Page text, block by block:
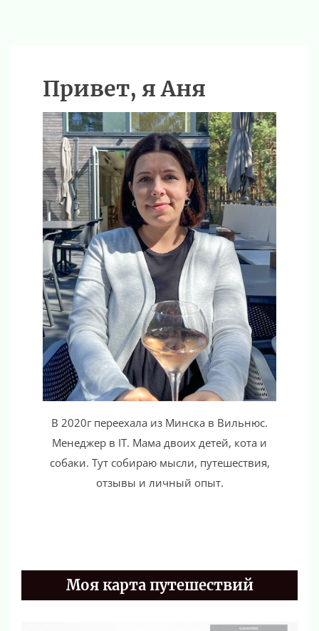
Привет, я Аня
В 2020г переехала из Минска в Вильнюс.
Менеджер в IT. Мама двоих детей, кота и
собаки. Тут собираю мысли, путешествия,
отзывы и личный опыт.
Моя карта путешествий